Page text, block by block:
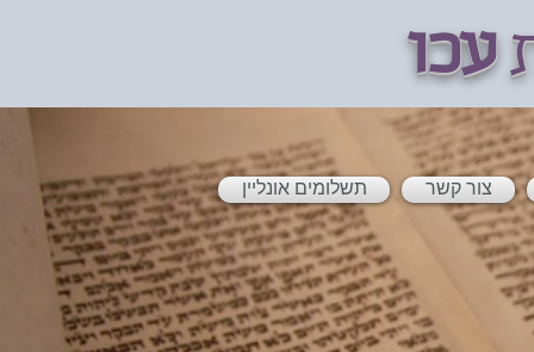
עכו
צור קשר תשלומים אונליין